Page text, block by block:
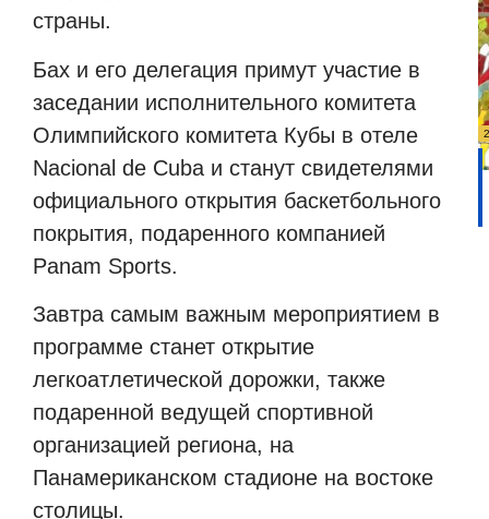
страны.
Бах и его делегация примут участие в
заседании исполнительного комитета
Олимпийского комитета Кубы в отеле
Nacional de Cuba и станут свидетелями
официального открытия баскетбольного
покрытия, подаренного компанией
Panam Sports.
Завтра самым важным мероприятием в
программе станет открытие
легкоатлетической дорожки, также
подаренной ведущей спортивной
организацией региона, на
Панамериканском стадионе на востоке
столицы.